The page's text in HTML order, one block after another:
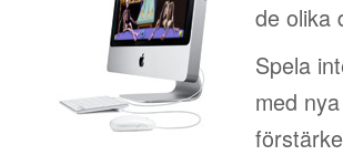
de olika
Spela
med